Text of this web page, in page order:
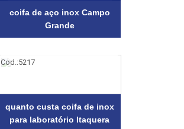
coifa de aço inox Campo
Grande
Cod.:5217
quanto custa coifa de inox
para laboratório Itaquera